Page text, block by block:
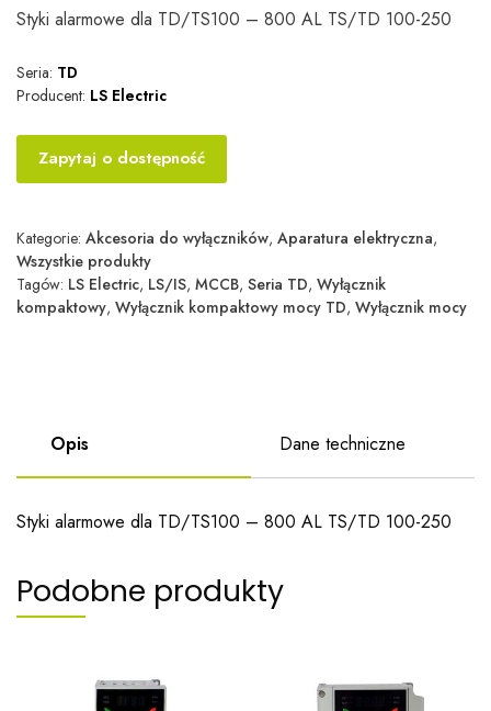
Styki alarmowe dla TD/TS100 – 800 AL TS/TD 100-250
Seria: TD
Producent: LS Electric
Zapytaj o dostępność
Kategorie: Akcesoria do wyłączników, Aparatura elektryczna,
Wszystkie produkty
Tagów: LS Electric, LS/IS, MCCB, Seria TD, Wyłącznik
kompaktowy, Wyłącznik kompaktowy mocy TD, Wyłącznik mocy
Opis Dane techniczne
Styki alarmowe dla TD/TS100 – 800 AL TS/TD 100-250
Podobne produkty